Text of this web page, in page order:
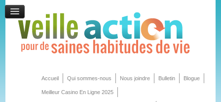
Accueil Qui sommes-nous Nous joindre Bulletin Blogue
Meilleur Casino En Ligne 2025